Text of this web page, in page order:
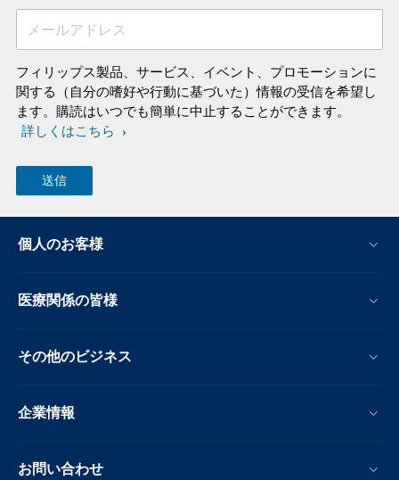
メールアドレス
フィリップス製品、サービス、イベント、プロモーションに
関する（自分の嗜好や行動に基づいた）情報の受信を希望し
ます。購読はいつでも簡単に中止することができます。
詳しくはこちら
個人のお客様
医療関係の皆様
その他のビジネス
企業情報
お問い合わせ